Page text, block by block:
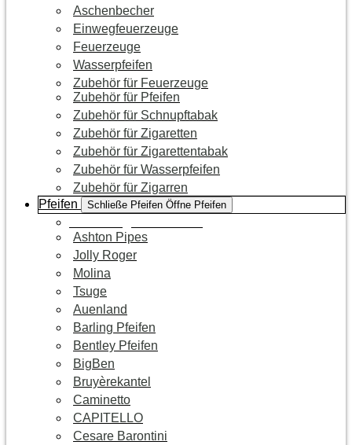
Aschenbecher
Einwegfeuerzeuge
Feuerzeuge
Wasserpfeifen
Zubehör für Feuerzeuge
Zubehör für Pfeifen
Zubehör für Schnupftabak
Zubehör für Zigaretten
Zubehör für Zigarettentabak
Zubehör für Wasserpfeifen
Zubehör für Zigarren
Pfeifen
Schließe Pfeifen Öffne Pfeifen
Ashton Pipes
Jolly Roger
Molina
Tsuge
Auenland
Barling Pfeifen
Bentley Pfeifen
BigBen
Bruyèrekantel
Caminetto
CAPITELLO
Cesare Barontini